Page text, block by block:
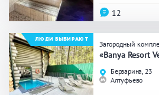
Гидромассаж
Общие
Круглосуточно
12
ЛЮДИ ВЫБИРАЮТ
Загородный
«Banya Resort
Берзарина, 23
Алтуфьево